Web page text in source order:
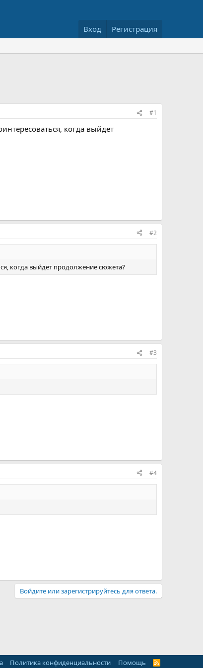
Вход Регистрация
#1
когда выйдет
#2
когда выйдет продолжение сюжета?
#3
#4
Войдите или зарегистрируйтесь для ответа.
Политика конфиденциальности Помощь
R